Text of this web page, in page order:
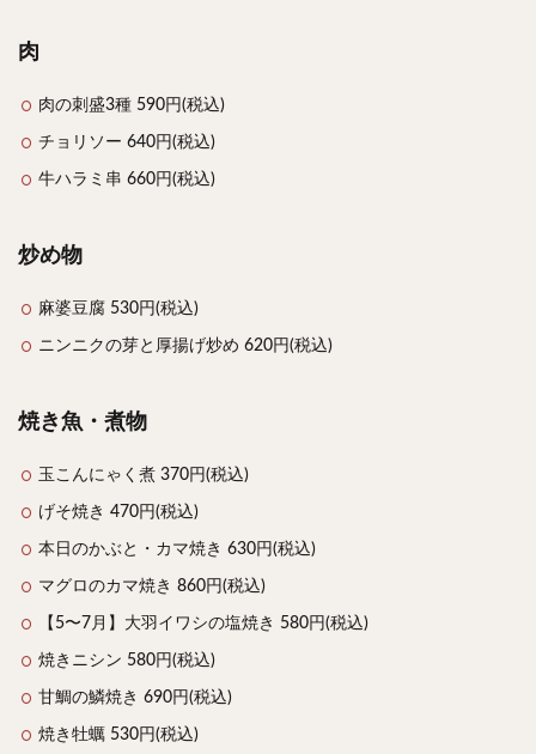
肉
肉の刺盛3種 590円(税込)
チョリソー 640円(税込)
牛ハラミ串 660円(税込)
炒め物
麻婆豆腐 530円(税込)
ニンニクの芽と厚揚げ炒め 620円(税込)
焼き魚・煮物
玉こんにゃく煮 370円(税込)
げそ焼き 470円(税込)
本日のかぶと・カマ焼き 630円(税込)
マグロのカマ焼き 860円(税込)
【5〜7月】大羽イワシの塩焼き 580円(税込)
焼きニシン 580円(税込)
甘鯛の鱗焼き 690円(税込)
焼き牡蠣 530円(税込)